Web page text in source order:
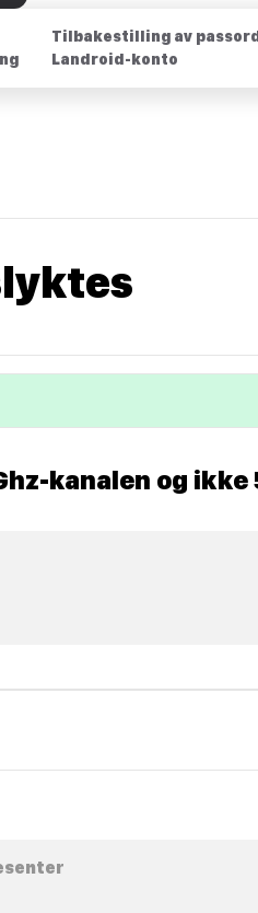
Tilbakestilling av
Landroid-konto
kanalen og ikke